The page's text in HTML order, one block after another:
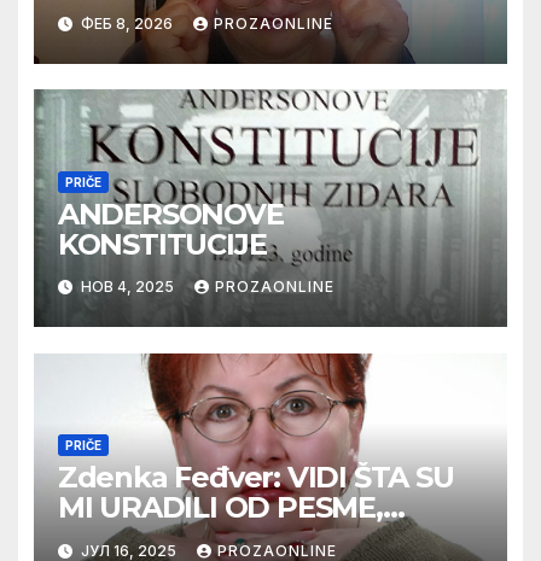
ФЕБ 8, 2026 PROZAONLINE
PRIČE
ANDERSONOVE
KONSTITUCIJE
НОВ 4, 2025 PROZAONLINE
PRIČE
Zdenka Feđver: VIDI ŠTA SU
MI URADILI OD PESME,
MAMA*
ЈУЛ 16, 2025 PROZAONLINE